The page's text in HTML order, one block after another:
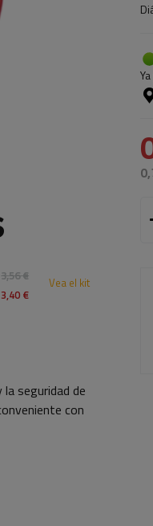
3,56 €
3,40 €
Vea el kit
seguridad de
con